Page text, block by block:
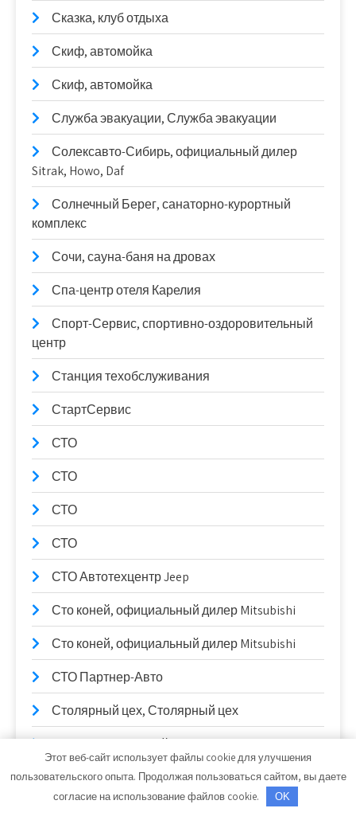
Сказка, клуб отдыха
Скиф, автомойка
Скиф, автомойка
Служба эвакуации, Служба эвакуации
Солексавто-Сибирь, официальный дилер
Sitrak, Howo, Daf
Солнечный Берег, санаторно-курортный
комплекс
Сочи, сауна-баня на дровах
Спа-центр отеля Карелия
Спорт-Сервис, спортивно-оздоровительный
центр
Станция техобслуживания
СтартСервис
СТО
СТО
СТО
СТО
СТО Автотехцентр Jeep
Сто коней, официальный дилер Mitsubishi
Сто коней, официальный дилер Mitsubishi
СТО Партнер-Авто
Столярный цех, Столярный цех
Сулак, гостиничный комплекс
Сывлах, Баня №2
Этот веб-сайт использует файлы cookie для улучшения
пользовательского опыта. Продолжая пользоваться сайтом, вы даете
согласие на использование файлов cookie.
OK